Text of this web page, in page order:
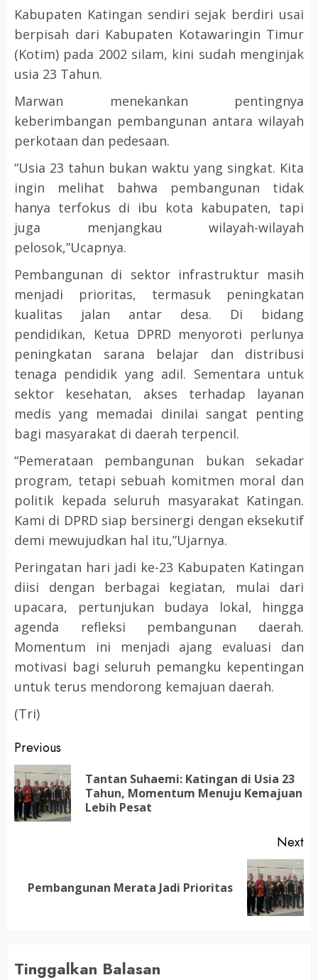
Kabupaten Katingan sendiri sejak berdiri usai
berpisah dari Kabupaten Kotawaringin Timur
(Kotim) pada 2002 silam, kini sudah menginjak
usia 23 Tahun.
Marwan menekankan pentingnya
keberimbangan pembangunan antara wilayah
perkotaan dan pedesaan.
“Usia 23 tahun bukan waktu yang singkat. Kita
ingin melihat bahwa pembangunan tidak
hanya terfokus di ibu kota kabupaten, tapi
juga menjangkau wilayah-wilayah
pelosok,”Ucapnya.
Pembangunan di sektor infrastruktur masih
menjadi prioritas, termasuk peningkatan
kualitas jalan antar desa. Di bidang
pendidikan, Ketua DPRD menyoroti perlunya
peningkatan sarana belajar dan distribusi
tenaga pendidik yang adil. Sementara untuk
sektor kesehatan, akses terhadap layanan
medis yang memadai dinilai sangat penting
bagi masyarakat di daerah terpencil.
“Pemerataan pembangunan bukan sekadar
program, tetapi sebuah komitmen moral dan
politik kepada seluruh masyarakat Katingan.
Kami di DPRD siap bersinergi dengan eksekutif
demi mewujudkan hal itu,”Ujarnya.
Peringatan hari jadi ke-23 Kabupaten Katingan
diisi dengan berbagai kegiatan, mulai dari
upacara, pertunjukan budaya lokal, hingga
agenda refleksi pembangunan daerah.
Momentum ini menjadi ajang evaluasi dan
motivasi bagi seluruh pemangku kepentingan
untuk terus mendorong kemajuan daerah.
(Tri)
Post
navigation
Previous
Tantan Suhaemi: Katingan di Usia 23
Tahun, Momentum Menuju Kemajuan
Lebih Pesat
Next
Next
Pembangunan Merata Jadi Prioritas
Tinggalkan Balasan